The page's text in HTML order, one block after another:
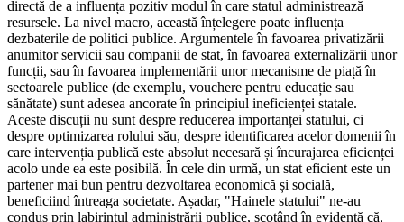
directă de a influența pozitiv modul în care statul administrează
resursele. La nivel macro, această înțelegere poate influența
dezbaterile de politici publice. Argumentele în favoarea privatizării
anumitor servicii sau companii de stat, în favoarea externalizării unor
funcții, sau în favoarea implementării unor mecanisme de piață în
sectoarele publice (de exemplu, vouchere pentru educație sau
sănătate) sunt adesea ancorate în principiul ineficienței statale.
Aceste discuții nu sunt despre reducerea importanței statului, ci
despre optimizarea rolului său, despre identificarea acelor domenii în
care intervenția publică este absolut necesară și încurajarea eficienței
acolo unde ea este posibilă. În cele din urmă, un stat eficient este un
partener mai bun pentru dezvoltarea economică și socială,
beneficiind întreaga societate. Așadar, "Hainele statului" ne-au
condus prin labirintul administrării publice, scoțând în evidență că,